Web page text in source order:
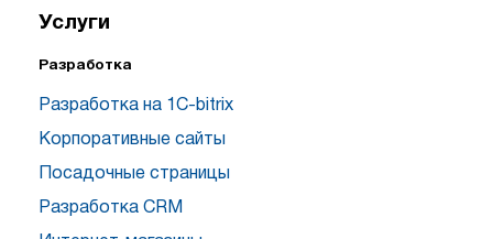
Услуги
Разработка
Разработка на 1C-bitrix
Корпоративные сайты
Посадочные страницы
Разработка CRM